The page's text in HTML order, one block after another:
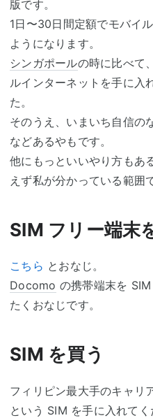
版です。
1日〜30日間定額でモバイ
ようになります。
シンガポールの時に比べて
ルインターネットを手に入
た。
そのうえ、いまいち自信の
などあるやもです。
他にもっといいやり方もあ
えず私が分かっている範囲
SIM フリー端末
こちら とおなじ。
Docomo の携帯端末を
たくおなじです。
SIM を買う
フィリピン最大手のキャリ
という SIM を手に入れてく